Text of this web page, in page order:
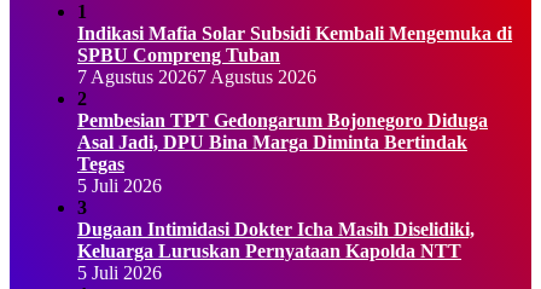
1
Indikasi Mafia Solar Subsidi Kembali Mengemuka di
SPBU Compreng Tuban
7 Agustus 20267 Agustus 2026
2
Pembesian TPT Gedongarum Bojonegoro Diduga
Asal Jadi, DPU Bina Marga Diminta Bertindak
Tegas
5 Juli 2026
3
Dugaan Intimidasi Dokter Icha Masih Diselidiki,
Keluarga Luruskan Pernyataan Kapolda NTT
5 Juli 2026